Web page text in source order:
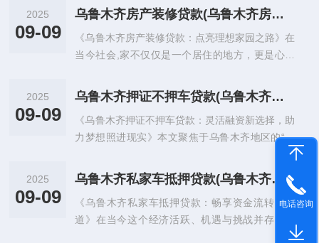
样化特点，乌鲁木齐作...
2025
09-09
乌鲁木齐房产装修贷款(乌鲁木齐房产装修贷款利率多少)
《乌鲁木齐房产装修贷款：点亮理想家园之路》在
当今社会,家不仅仅是一个居住的地方，更是心灵
主来说，拥有一套精心...
2025
09-09
乌鲁木齐押证不押车贷款(乌鲁木齐车辆抵押贷款公司)
《乌鲁木齐押证不押车贷款：灵活融资新选择，助
力梦想照进现实》本文聚焦于乌鲁木齐地区的“押
证不押车贷款”业务，深入剖析其概念、特点、优
势、适用人群以及办理...
2025
09-09
乌鲁木齐私家车抵押贷款(乌鲁木齐市汽车抵押贷款)
《乌鲁木齐私家车抵押贷款：畅享资金流转新通
道》在当今这个经济活跃、机遇与挑战并存的时
代，人们时常会面临各种资金需求的情况，而在乌
电话咨询